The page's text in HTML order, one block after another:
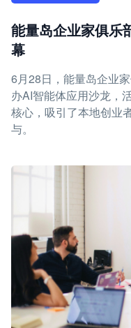
能量岛企业家俱乐
幕
6月28日，能量岛企业
办AI智能体应用沙龙，
核心，吸引了本地创业
与。